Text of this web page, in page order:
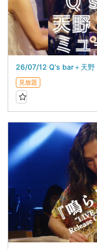
26/07/12 Q‘s bar＋天野
見放題